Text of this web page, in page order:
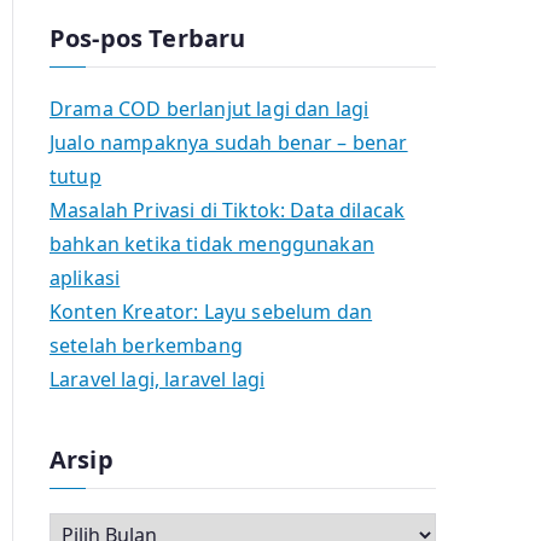
Pos-pos Terbaru
Drama COD berlanjut lagi dan lagi
Jualo nampaknya sudah benar – benar
tutup
Masalah Privasi di Tiktok: Data dilacak
bahkan ketika tidak menggunakan
aplikasi
Konten Kreator: Layu sebelum dan
setelah berkembang
Laravel lagi, laravel lagi
Arsip